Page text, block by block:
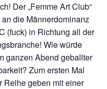
Der „Femme Art Club“
die Männerdominanz
(fuck) in Richtung all der
Wie würde
ganzen Abend geballter
Zum ersten Mal
Reihe geben mit einer